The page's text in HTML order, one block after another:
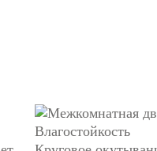
Влагостойкость